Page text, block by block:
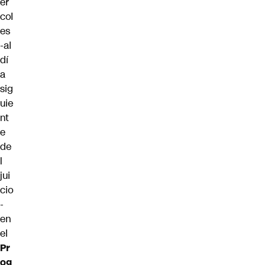
col
es
-al
dí
a
sig
uie
nt
e
de
l
jui
cio
-
en
el
Pr
og